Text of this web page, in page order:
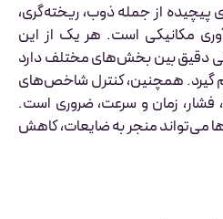
از جمله ذوب، ریخته‌گری،
مکانیکی است. هر یک از این
دقیق بین بخش‌های مختلف دارد
گیرد. همچنین، کنترل شاخص‌های
فشار، زمان و سرعت، ضروری است.
می‌تواند منجر به ضایعات، کاهش